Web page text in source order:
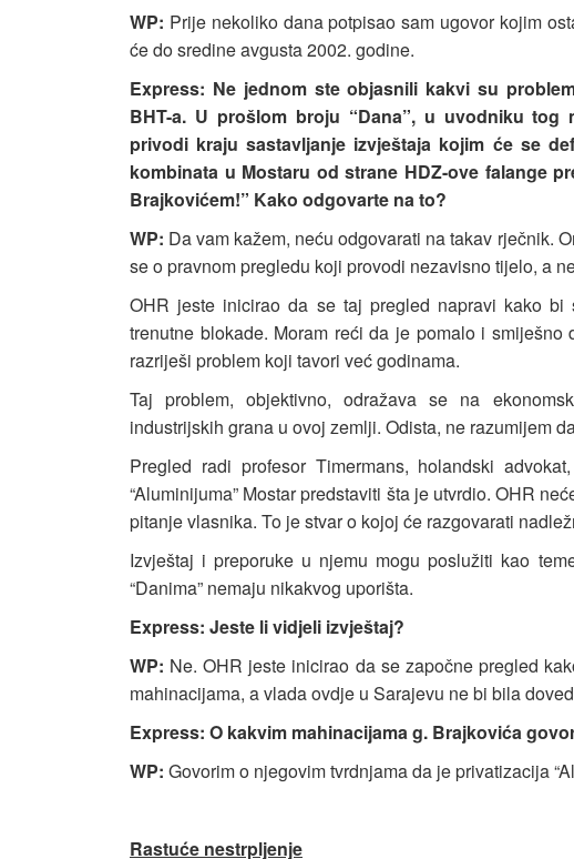
WP: Prije nekoliko dana potpisao sam ugovor kojim
će do sredine avgusta 2002. godine.
Express: Ne jednom ste objasnili kakvi su
BHT-a. U prošlom broju “Dana”, u uvodniku tog
privodi kraju sastavljanje izvještaja kojim će se
kombinata u Mostaru od strane HDZ-ove falange
Brajkovićem!” Kako odgovarte na to?
WP: Da vam kažem, neću odgovarati na takav rječnik.
se o pravnom pregledu koji provodi nezavisno tijelo, a
OHR jeste inicirao da se taj pregled napravi kako bi
trenutne blokade. Moram reći da je pomalo i
razriješi problem koji tavori već godinama.
Taj problem, objektivno, odražava se na
industrijskih grana u ovoj zemlji. Odista, ne razumijem
Pregled radi profesor Timermans, holandski
“Aluminijuma” Mostar predstaviti šta je utvrdio. OHR
pitanje vlasnika. To je stvar o kojoj će razgovarati
Izvještaj i preporuke u njemu mogu poslužiti kao
“Danima” nemaju nikakvog uporišta.
Express: Jeste li vidjeli izvještaj?
WP: Ne. OHR jeste inicirao da se započne pregled
mahinacijama, a vlada ovdje u Sarajevu ne bi bila
Express: O kakvim mahinacijama g. Brajkovića
WP: Govorim o njegovim tvrdnjama da je privatizacija
Rastuće nestrpljenje